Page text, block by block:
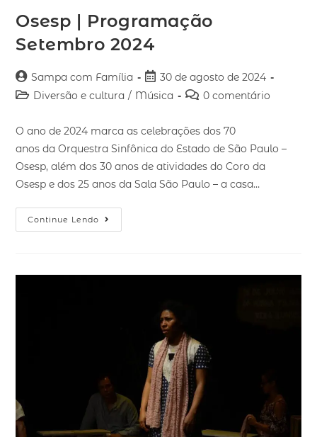
Osesp | Programação
Setembro 2024
Sampa com Família
30 de agosto de 2024
Diversão e cultura / Música 0 comentário
O ano de 2024 marca as celebrações dos 70
anos da Orquestra Sinfônica do Estado de São Paulo –
Osesp, além dos 30 anos de atividades do Coro da
Osesp e dos 25 anos da Sala São Paulo – a casa…
Continue Lendo